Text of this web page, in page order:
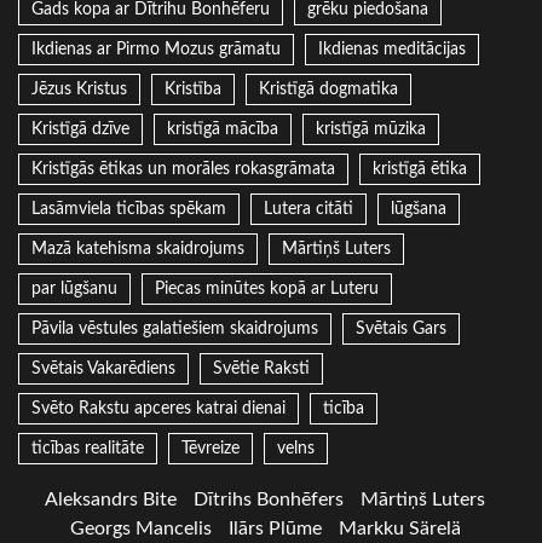
Gads kopa ar Dītrihu Bonhēferu grēku piedošana
Ikdienas ar Pirmo Mozus grāmatu Ikdienas meditācijas
Jēzus Kristus Kristība Kristīgā dogmatika
Kristīgā dzīve kristīgā mācība kristīgā mūzika
Kristīgās ētikas un morāles rokasgrāmata kristīgā ētika
Lasāmviela ticības spēkam Lutera citāti lūgšana
Mazā katehisma skaidrojums Mārtiņš Luters
par lūgšanu Piecas minūtes kopā ar Luteru
Pāvila vēstules galatiešiem skaidrojums Svētais Gars
Svētais Vakarēdiens Svētie Raksti
Svēto Rakstu apceres katrai dienai ticība
ticības realitāte Tēvreize velns
Aleksandrs Bite Dītrihs Bonhēfers
Mārtiņš Luters
Georgs Mancelis
Ilārs Plūme Markku Särelä